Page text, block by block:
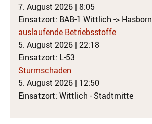
7. August 2026 | 8:05
Einsatzort: BAB-1 Wittlich -> Hasborn
auslaufende Betriebsstoffe
5. August 2026 | 22:18
Einsatzort: L-53
Sturmschaden
5. August 2026 | 12:50
Einsatzort: Wittlich - Stadtmitte